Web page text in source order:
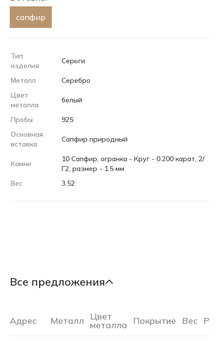
сапфир
Тип
изделия
Серьги
Металл
Серебро
Цвет
металла
белый
Пробы
925
Основная
вставка
Сапфир природный
Камни
10 Сапфир, огранка - Круг - 0.200 карат, 2/
Г2, размер - 1.5 мм
Вес
3.52
Все предложения
Адрес Металл Цвет
металла Покрытие Вес